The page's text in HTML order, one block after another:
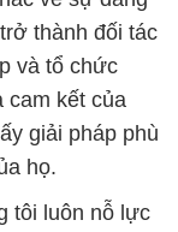
họ.
tôi luôn nỗ lực
sản phẩm và
triển bền
nhau.
nhiều đơn vị